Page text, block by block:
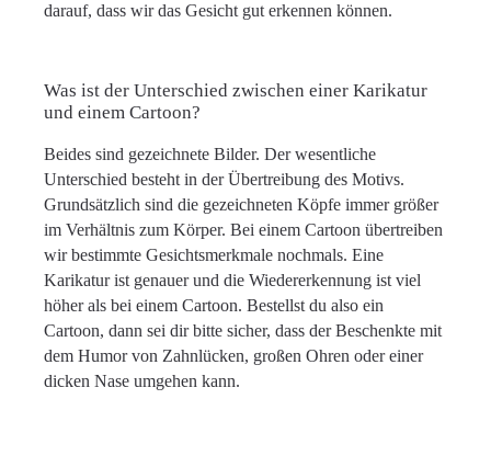
darauf, dass wir das Gesicht gut erkennen können.
Was ist der Unterschied zwischen einer Karikatur
und einem Cartoon?
Beides sind gezeichnete Bilder. Der wesentliche
Unterschied besteht in der Übertreibung des Motivs.
Grundsätzlich sind die gezeichneten Köpfe immer größer
im Verhältnis zum Körper. Bei einem Cartoon übertreiben
wir bestimmte Gesichtsmerkmale nochmals. Eine
Karikatur ist genauer und die Wiedererkennung ist viel
höher als bei einem Cartoon. Bestellst du also ein
Cartoon, dann sei dir bitte sicher, dass der Beschenkte mit
dem Humor von Zahnlücken, großen Ohren oder einer
dicken Nase umgehen kann.